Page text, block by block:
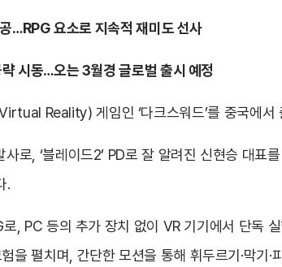
…RPG 요소로 지속적 재미도 선사
시동…오는 3월경 글로벌 출시 예정
Reality) 게임인 ‘다크스워드’를 중국에서
로, ‘블레이드2’ PD로 잘 알려진 신현승 대표
.
로, PC 등의 추가 장치 없이 VR 기기에서 단
을 펼치며, 간단한 모션을 통해 휘두르기·막기